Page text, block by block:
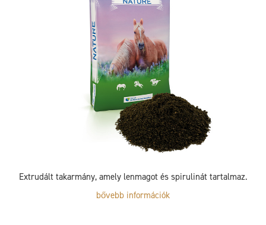
Extrudált takarmány, amely lenmagot és spirulinát tartalmaz.
bővebb információk